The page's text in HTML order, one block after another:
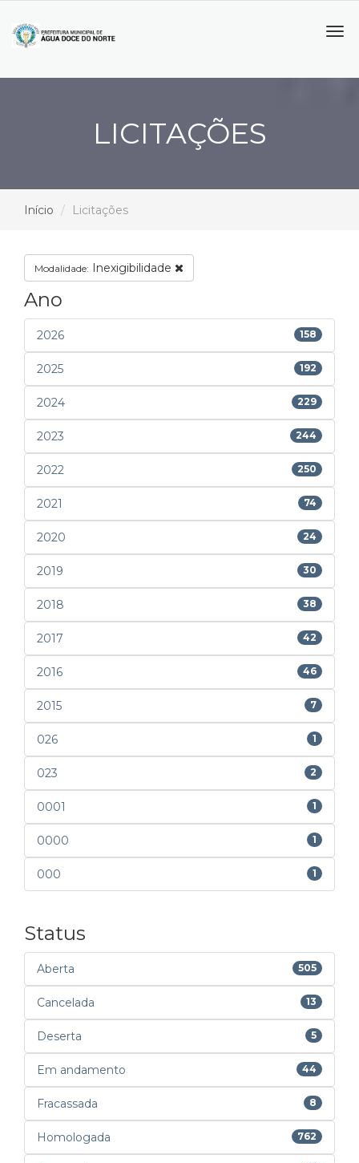
LICITAÇÕES
Início Licitações
Modalidade: Inexigibilidade
Ano
2026 158
2025 192
2024 229
2023 244
2022 250
2021 74
2020 24
2019 30
2018 38
2017 42
2016 46
2015 7
026 1
023 2
0001 1
0000 1
000 1
Status
Aberta 505
Cancelada 13
Deserta 5
Em andamento 44
Fracassada 8
Homologada 762